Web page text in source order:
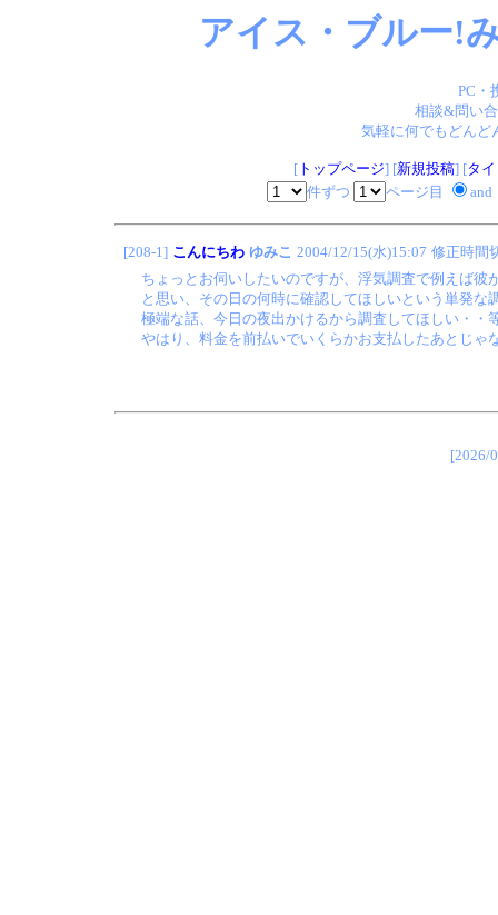
アイス・ブルー!
PC・
相談&問い
気軽に何でもどん
[トップページ] [新規投稿] [タ
件ずつ
ページ目 and
[208-1] こんにちわ ゆみこ 2004/12/15(水)15:07 修正時間
ちょっとお伺いしたいのですが、浮気調査で例えば
と思い、その日の何時に確認してほしいという単発な
極端な話、今日の夜出かけるから調査してほしい・・
やはり、料金を前払いでいくらかお支払したあとじ
[2026/